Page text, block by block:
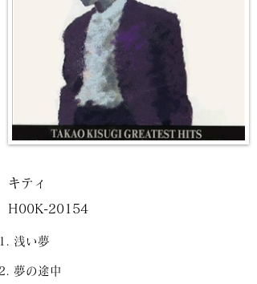
浅い夢
夢の途中
キティ
H00K-20154